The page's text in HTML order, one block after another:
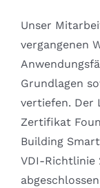
Unser
vergangenen
Grundlagen
vertiefen. Der
Zertifikat
Building
VDI-Richtlinie